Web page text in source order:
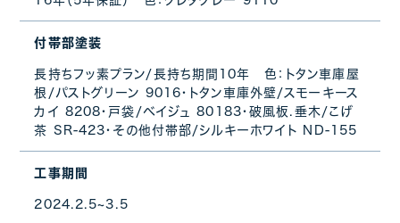
付帯部塗装
長持ちフッ素プラン/長持ち期間10年 色：トタン車庫屋
根/パストグリーン 9016・トタン車庫外壁/スモーキース
カイ 8208・戸袋/ベイジュ 80183・破風板.垂木/こげ
茶 SR-423・その他付帯部/シルキーホワイト ND-155
工事期間
2024.2.5~3.5